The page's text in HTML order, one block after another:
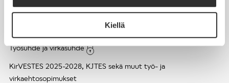
Kiellä
TYÖELÄMÄOPAS
Työsuhde ja virkasuhde
KirVESTES 2025-2028, KJTES sekä muut työ- ja
virkaehtosopimukset